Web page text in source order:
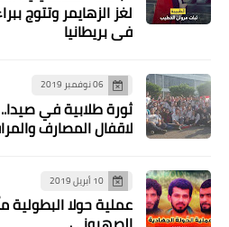
*كاسر الأمواج الصهيوني
عنفوان الفلسطينيين
في بريطانيا
06 نوفمبر 2019
ثورة طلابية في
لاقفال المصارف
10 أبريل 2019
عملية حولا